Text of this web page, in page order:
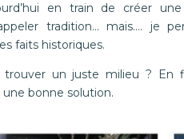
en train de créer
tradition… mais…. je
faits historiques.
trouver un juste milieu ? En
bonne solution.